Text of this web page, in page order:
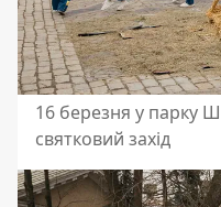
16 березня у парку
святковий захід